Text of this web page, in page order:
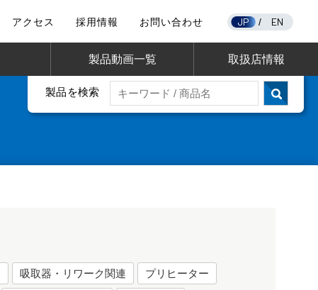
アクセス 採用情報 お問い合わせ JP / EN
製品動画一覧 取扱店情報
製品を検索
吸取器・リワーク関連 プリヒーター